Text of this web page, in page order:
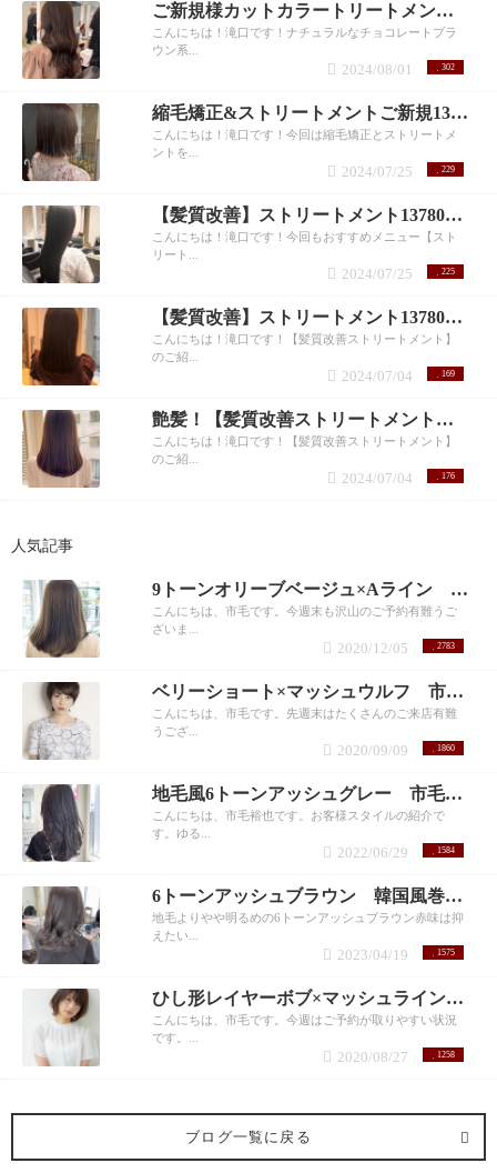
ご新規様カットカラートリートメント9990円！滝口
こんにちは！滝口です！ナチュラルなチョコレートブラ
ウン系...
302
2024/08/01
縮毛矯正&ストリートメントご新規13780円
こんにちは！滝口です！今回は縮毛矯正とストリートメ
ントを...
229
2024/07/25
【髪質改善】ストリートメント13780円！ 滝口
こんにちは！滝口です！今回もおすすめメニュー【スト
リート...
225
2024/07/25
【髪質改善】ストリートメント13780円！滝口
こんにちは！滝口です！【髪質改善ストリートメント】
のご紹...
169
2024/07/04
艶髪！【髪質改善ストリートメント】 滝口和城
こんにちは！滝口です！【髪質改善ストリートメント】
のご紹...
176
2024/07/04
人気記事
9トーンオリーブベージュ×Aライン 市毛裕也
こんにちは、市毛です。今週末も沢山のご予約有難うご
ざいま...
2783
2020/12/05
ベリーショート×マッシュウルフ 市毛裕也
こんにちは、市毛です。先週末はたくさんのご来店有難
うござ...
1860
2020/09/09
地毛風6トーンアッシュグレー 市毛裕也
こんにちは、市毛裕也です。お客様スタイルの紹介で
す。ゆる...
1584
2022/06/29
6トーンアッシュブラウン 韓国風巻き髪 市毛
地毛よりやや明るめの6トーンアッシュブラウン赤味は抑
えたい...
1575
2023/04/19
ひし形レイヤーボブ×マッシュライン 市毛裕也
こんにちは、市毛です。今週はご予約が取りやすい状況
です。...
1258
2020/08/27
ブログ一覧に戻る